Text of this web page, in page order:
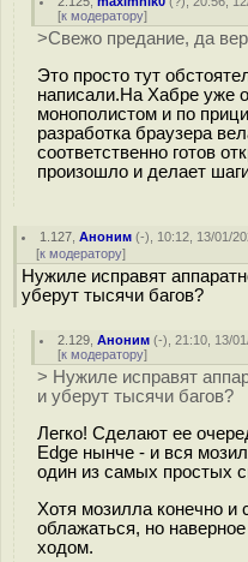
[к модератору]
>Свежо предание, да
Это просто тут
написали.На Хабре уже
монополистом и по
разработка браузера
соответственно готов
произошло и делает
1.127 ,Аноним (-), 10:12, 13/01/
[к модератору]
Нужиле исправят
уберут тысячи багов?
2.129 ,Аноним (-), 21:10, 13/
[к модератору]
> Нужиле исправят
и уберут тысячи багов?
Легко! Сделают ее
Edge нынче - и вся
один из самых простых
Хотя мозилла конечно и
облажаться, но
ходом.